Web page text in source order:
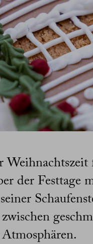
der Festtage